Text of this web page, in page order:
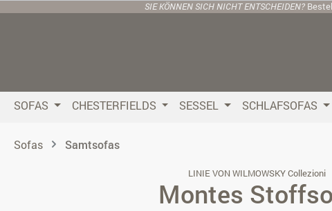
Hauptinhalt springen
Zur Suche springen
Zur Hauptnavigation springen
SIE KÖNNEN SICH NICHT ENTSCHEIDEN?
SOFAS CHESTERFIELDS SESSEL SCHLAFSOFAS
Sofas Samtsofas
LINIE VON WILMOWSKY Collezioni
Montes